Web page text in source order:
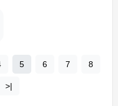
5 6 7 8
>|